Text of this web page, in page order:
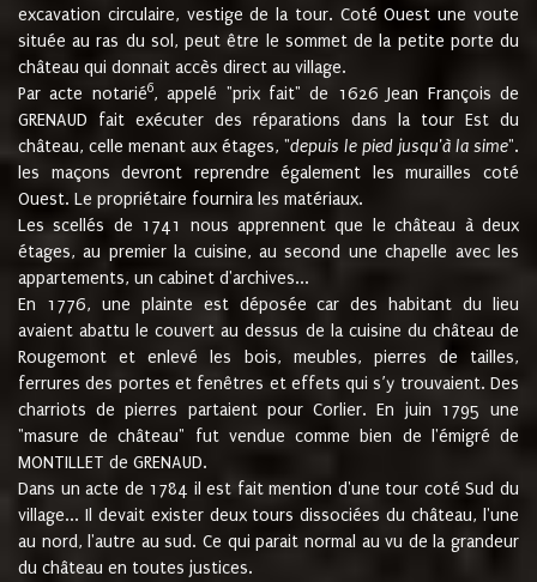
excavation circulaire, vestige de la tour. Coté Ouest une voute
située au ras du sol, peut être le sommet de la petite porte du
château qui donnait accès direct au village.
Par acte notarié6, appelé "prix fait" de 1626 Jean François de
GRENAUD fait exécuter des réparations dans la tour Est du
château, celle menant aux étages, "depuis le pied jusqu'à la sime".
les maçons devront reprendre également les murailles coté
Ouest. Le propriétaire fournira les matériaux.
Les scellés de 1741 nous apprennent que le château à deux
étages, au premier la cuisine, au second une chapelle avec les
appartements, un cabinet d'archives...
En 1776, une plainte est déposée car des habitant du lieu
avaient abattu le couvert au dessus de la cuisine du château de
Rougemont et enlevé les bois, meubles, pierres de tailles,
ferrures des portes et fenêtres et effets qui s’y trouvaient. Des
charriots de pierres partaient pour Corlier. En juin 1795 une
"masure de château" fut vendue comme bien de l'émigré de
MONTILLET de GRENAUD.
Dans un acte de 1784 il est fait mention d'une tour coté Sud du
village... Il devait exister deux tours dissociées du château, l'une
au nord, l'autre au sud. Ce qui parait normal au vu de la grandeur
du château en toutes justices.